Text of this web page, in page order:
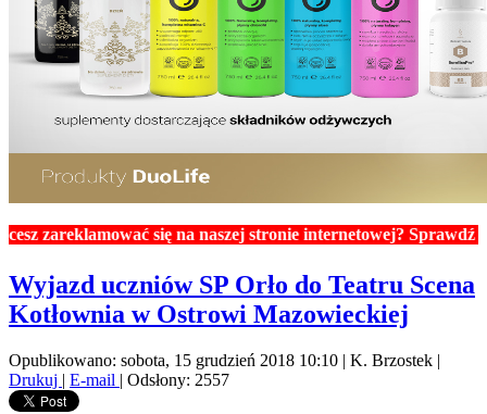
się na naszej stronie internetowej? Sprawdź ceny
Wyjazd uczniów SP Orło do Teatru Scena
Kotłownia w Ostrowi Mazowieckiej
Opublikowano: sobota, 15 grudzień 2018 10:10 | K. Brzostek |
Drukuj | E-mail | Odsłony: 2557